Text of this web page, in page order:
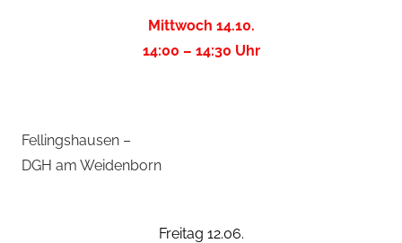
Mittwoch 14.10.
14:00 – 14:30 Uhr
Fellingshausen –
DGH am Weidenborn
Freitag 12.06.